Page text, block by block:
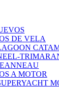
DE VELA
A MOTOR